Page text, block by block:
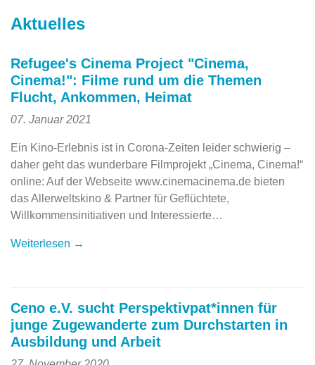
Aktuelles
Refugee's Cinema Project "Cinema,
Cinema!": Filme rund um die Themen
Flucht, Ankommen, Heimat
07. Januar 2021
Ein Kino-Erlebnis ist in Corona-Zeiten leider schwierig –
daher geht das wunderbare Filmprojekt „Cinema, Cinema!“
online: Auf der Webseite www.cinemacinema.de bieten
das Allerweltskino & Partner für Geflüchtete,
Willkommensinitiativen und Interessierte…
Weiterlesen →
Ceno e.V. sucht Perspektivpat*innen für
junge Zugewanderte zum Durchstarten in
Ausbildung und Arbeit